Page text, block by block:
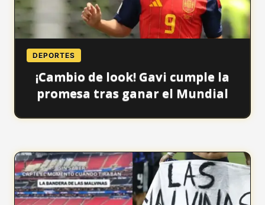
DEPORTES
¡Cambio de look! Gavi cumple la
promesa tras ganar el Mundial